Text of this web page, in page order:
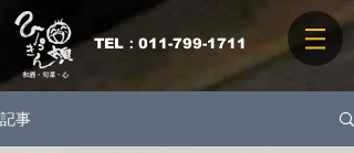
​TEL：011-799-1711
記事